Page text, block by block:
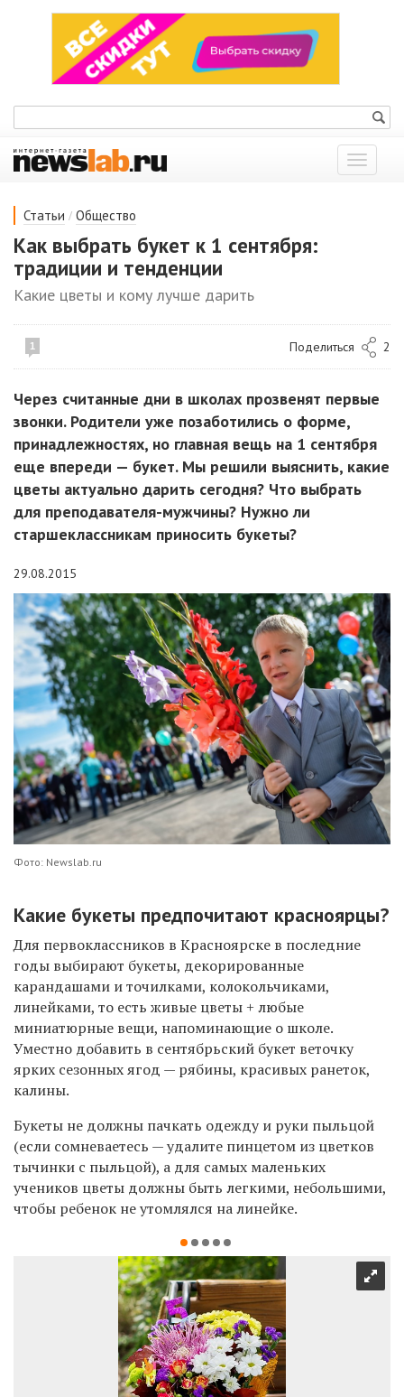
Показать
меню
Статьи / Общество
Как выбрать букет к 1 сентября:
традиции и тенденции
Какие цветы и кому лучше дарить
1 Поделиться 2
Через считанные дни в школах прозвенят первые
звонки. Родители уже позаботились о форме,
принадлежностях, но главная вещь на 1 сентября
еще впереди — букет. Мы решили выяснить, какие
цветы актуально дарить сегодня? Что выбрать
для преподавателя-мужчины? Нужно ли
старшеклассникам приносить букеты?
29.08.2015
Фото: Newslab.ru
Какие букеты предпочитают красноярцы?
Для первоклассников в Красноярске в последние
годы выбирают букеты, декорированные
карандашами и точилками, колокольчиками,
линейками, то есть живые цветы + любые
миниатюрные вещи, напоминающие о школе.
Уместно добавить в сентябрьский букет веточку
ярких сезонных ягод — рябины, красивых ранеток,
калины.
Букеты не должны пачкать одежду и руки пыльцой
(если сомневаетесь — удалите пинцетом из цветков
тычинки с пыльцой), а для самых маленьких
учеников цветы должны быть легкими, небольшими,
чтобы ребенок не утомлялся на линейке.